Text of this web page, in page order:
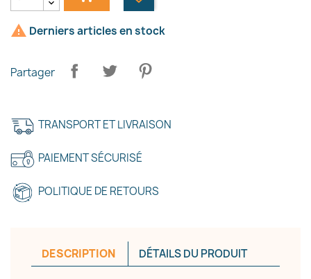
 Derniers articles en stock
Partager
TRANSPORT ET LIVRAISON
PAIEMENT SÉCURISÉ
POLITIQUE DE RETOURS
DESCRIPTION DÉTAILS DU PRODUIT